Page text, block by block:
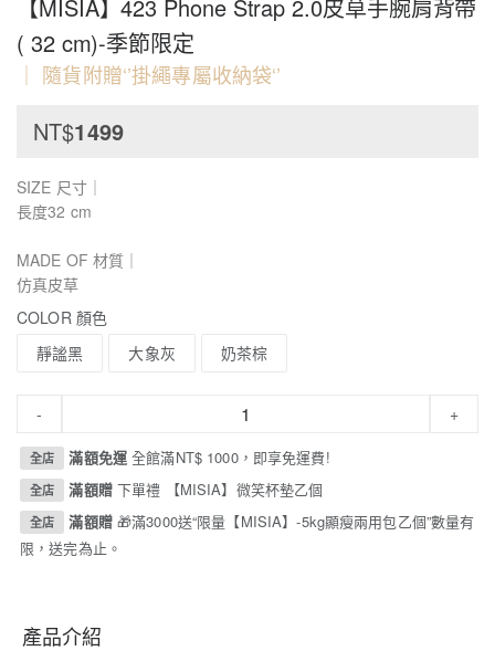
【MISIA】423 Phone Strap 2.0皮草手腕肩背帶
( 32 cm)-季節限定
｜ 隨貨附贈‘’掛繩專屬收納袋‘’
NT$1499
SIZE 尺寸｜
長度32 cm
MADE OF 材質｜
仿真皮草
COLOR 顏色
靜謐黑
大象灰 奶茶棕
- +
全店 滿額免運全館滿NT$ 1000，即享免運費!
全店 滿額贈 下單禮 【MISIA】微笑杯墊乙個
全店 滿額贈 🎁滿3000送“限量【MISIA】-5kg顯瘦兩用包乙個”數量有
限，送完為止。
產品介紹